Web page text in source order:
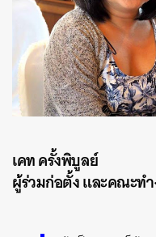
เคท ครั้งพิบูลย์
ผู้ร่วมก่อตั้ง และคณะทำ